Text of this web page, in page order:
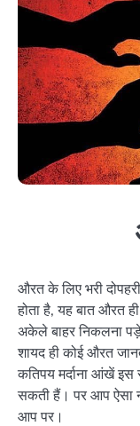
औरत के लिए भरी
होता है, यह बात औरत
अकेले बाहर निकलना
शायद ही कोई औरत
कतिपय मर्दाना आंखें
सकती हैं। पर आप ऐसा
आप पर।